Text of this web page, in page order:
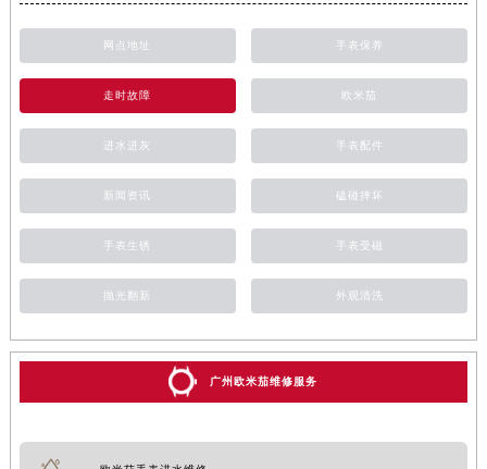
网点地址 手表保养
走时故障 欧米茄
进水进灰 手表配件
新闻资讯 磕碰摔坏
手表生锈 手表受磁
抛光翻新 外观清洗
广州欧米茄维修服务